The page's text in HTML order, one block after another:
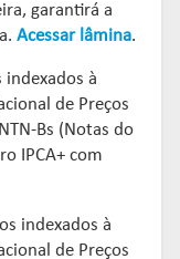
garantirá a
Acessar lâmina.
à
de Preços
Bs (Notas do
IPCA+ com
indexados à
de Preços